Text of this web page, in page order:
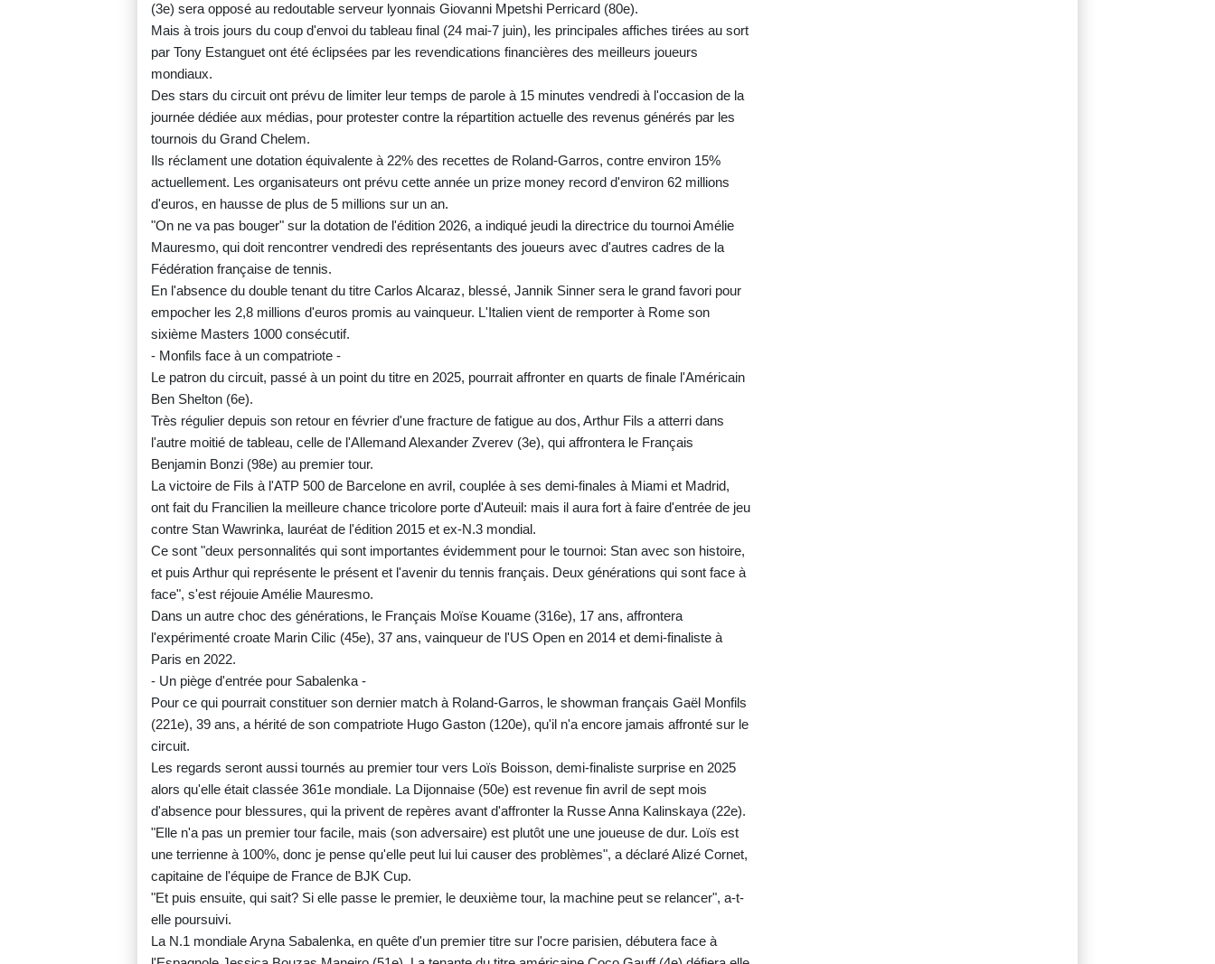
(3e) sera opposé au redoutable serveur lyonnais Giovanni Mpetshi Perricard (80e).
Mais à trois jours du coup d'envoi du tableau final (24 mai-7 juin), les principales affiches tirées au sort
par Tony Estanguet ont été éclipsées par les revendications financières des meilleurs joueurs
mondiaux.
Des stars du circuit ont prévu de limiter leur temps de parole à 15 minutes vendredi à l'occasion de la
journée dédiée aux médias, pour protester contre la répartition actuelle des revenus générés par les
tournois du Grand Chelem.
Ils réclament une dotation équivalente à 22% des recettes de Roland-Garros, contre environ 15%
actuellement. Les organisateurs ont prévu cette année un prize money record d'environ 62 millions
d'euros, en hausse de plus de 5 millions sur un an.
"On ne va pas bouger" sur la dotation de l'édition 2026, a indiqué jeudi la directrice du tournoi Amélie
Mauresmo, qui doit rencontrer vendredi des représentants des joueurs avec d'autres cadres de la
Fédération française de tennis.
En l'absence du double tenant du titre Carlos Alcaraz, blessé, Jannik Sinner sera le grand favori pour
empocher les 2,8 millions d'euros promis au vainqueur. L'Italien vient de remporter à Rome son
sixième Masters 1000 consécutif.
- Monfils face à un compatriote -
Le patron du circuit, passé à un point du titre en 2025, pourrait affronter en quarts de finale l'Américain
Ben Shelton (6e).
Très régulier depuis son retour en février d'une fracture de fatigue au dos, Arthur Fils a atterri dans
l'autre moitié de tableau, celle de l'Allemand Alexander Zverev (3e), qui affrontera le Français
Benjamin Bonzi (98e) au premier tour.
La victoire de Fils à l'ATP 500 de Barcelone en avril, couplée à ses demi-finales à Miami et Madrid,
ont fait du Francilien la meilleure chance tricolore porte d'Auteuil: mais il aura fort à faire d'entrée de jeu
contre Stan Wawrinka, lauréat de l'édition 2015 et ex-N.3 mondial.
Ce sont "deux personnalités qui sont importantes évidemment pour le tournoi: Stan avec son histoire,
et puis Arthur qui représente le présent et l'avenir du tennis français. Deux générations qui sont face à
face", s'est réjouie Amélie Mauresmo.
Dans un autre choc des générations, le Français Moïse Kouame (316e), 17 ans, affrontera
l'expérimenté croate Marin Cilic (45e), 37 ans, vainqueur de l'US Open en 2014 et demi-finaliste à
Paris en 2022.
- Un piège d'entrée pour Sabalenka -
Pour ce qui pourrait constituer son dernier match à Roland-Garros, le showman français Gaël Monfils
(221e), 39 ans, a hérité de son compatriote Hugo Gaston (120e), qu'il n'a encore jamais affronté sur le
circuit.
Les regards seront aussi tournés au premier tour vers Loïs Boisson, demi-finaliste surprise en 2025
alors qu'elle était classée 361e mondiale. La Dijonnaise (50e) est revenue fin avril de sept mois
d'absence pour blessures, qui la privent de repères avant d'affronter la Russe Anna Kalinskaya (22e).
"Elle n'a pas un premier tour facile, mais (son adversaire) est plutôt une une joueuse de dur. Loïs est
une terrienne à 100%, donc je pense qu'elle peut lui lui causer des problèmes", a déclaré Alizé Cornet,
capitaine de l'équipe de France de BJK Cup.
"Et puis ensuite, qui sait? Si elle passe le premier, le deuxième tour, la machine peut se relancer", a-t-
elle poursuivi.
La N.1 mondiale Aryna Sabalenka, en quête d'un premier titre sur l'ocre parisien, débutera face à